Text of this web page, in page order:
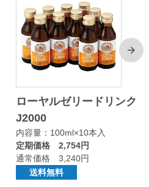
ローヤルゼリードリンク
J2000
内容量：100ml×10本入
定期価格 2,754円
通常価格 3,240円
送料無料
次